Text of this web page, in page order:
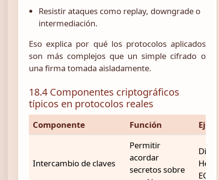
Resistir ataques como replay, downgrade o
intermediación.
Eso explica por qué los protocolos aplicados
son más complejos que un simple cifrado o
una firma tomada aisladamente.
18.4 Componentes criptográficos
típicos en protocolos reales
Componente Función
Intercambio de claves
Permitir
acordar
secretos sobre